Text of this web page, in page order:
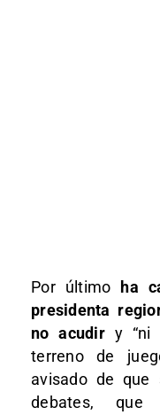
Por último
ha
presidenta
no acudiry “ni
terreno de
avisado de
debates,